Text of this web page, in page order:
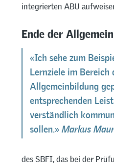
integrierten ABU
Ende der
«Ich sehe zum
Lernziele im Bereich
Allgemeinbildung
entsprechenden
verständlich
sollen.» Markus
des SBFI, das bei der